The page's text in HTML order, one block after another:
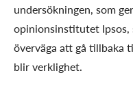
undersökningen, som
opinionsinstitutet Ipsos,
överväga att gå tillbaka
blir verklighet.